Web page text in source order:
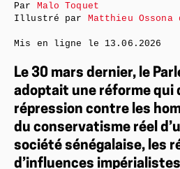
Le 30 mars dernier, le
adoptait une réforme qui
répression contre les
du conservatisme réel
société sénégalaise, les
d’influences
Par Malo Toquet
Illustré par Matthieu Ossona
Mis en ligne le 13.06.2026